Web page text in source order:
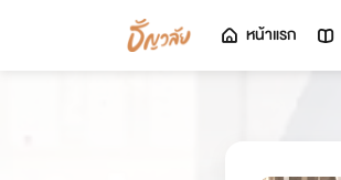
หน้าแรก